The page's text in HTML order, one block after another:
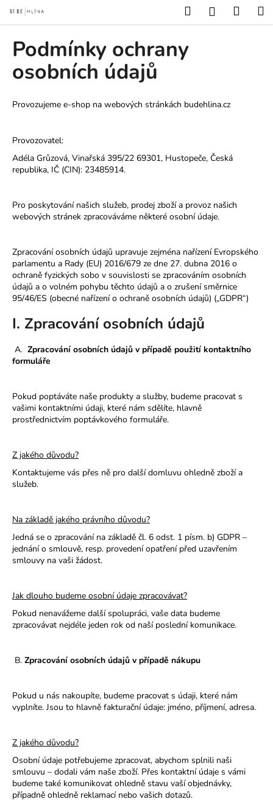
obsah
HledatPřihlášení
Podmínky ochrany
osobních údajů
Provozujeme e-shop na webových stránkách budehlina.cz
Provozovatel:
Adéla Grůzová, Vinařská 395/22 69301, Hustopeče, Česká
republika, IČ (CIN): 23485914.
Pro poskytování našich služeb, prodej zboží a provoz našich
webových stránek zpracováváme některé osobní údaje.
Zpracování osobních údajů upravuje zejména nařízení Evropského
parlamentu a Rady (EU) 2016/679 ze dne 27. dubna 2016 o
ochraně fyzických sobo v souvislosti se zpracováním osobních
údajů a o volném pohybu těchto údajů a o zrušení směrnice
95/46/ES (obecné nařízení o ochraně osobních údajů) („GDPR“)
I. Zpracování osobních údajů
A. Zpracování osobních údajů v případě použití kontaktního
formuláře
Pokud poptáváte naše produkty a služby, budeme pracovat s
vašimi kontaktními údaji, které nám sdělíte, hlavně
prostřednictvím poptávkového formuláře.
Z jakého důvodu?
Kontaktujeme vás přes ně pro další domluvu ohledně zboží a
služeb.
Na základě jakého právního důvodu?
Jedná se o zpracování na základě čl. 6 odst. 1 písm. b) GDPR –
jednání o smlouvě, resp. provedení opatření před uzavřením
smlouvy na vaši žádost.
Jak dlouho budeme osobní údaje zpracovávat?
Pokud nenavážeme další spolupráci, vaše data budeme
zpracovávat nejdéle jeden rok od naší poslední komunikace.
B. Zpracování osobních údajů v případě nákupu
Pokud u nás nakoupíte, budeme pracovat s údaji, které nám
vyplníte. Jsou to hlavně fakturační údaje: jméno, příjmení, adresa.
Z jakého důvodu?
Osobní údaje potřebujeme zpracovat, abychom splnili naši
smlouvu – dodali vám naše zboží. Přes kontaktní údaje s vámi
budeme také komunikovat ohledně stavu vaší objednávky,
případně ohledně reklamací nebo vašich dotazů.
o
C
o
p
ř
e
b
j
e
e
n
a
j
í
?
HLEDAT